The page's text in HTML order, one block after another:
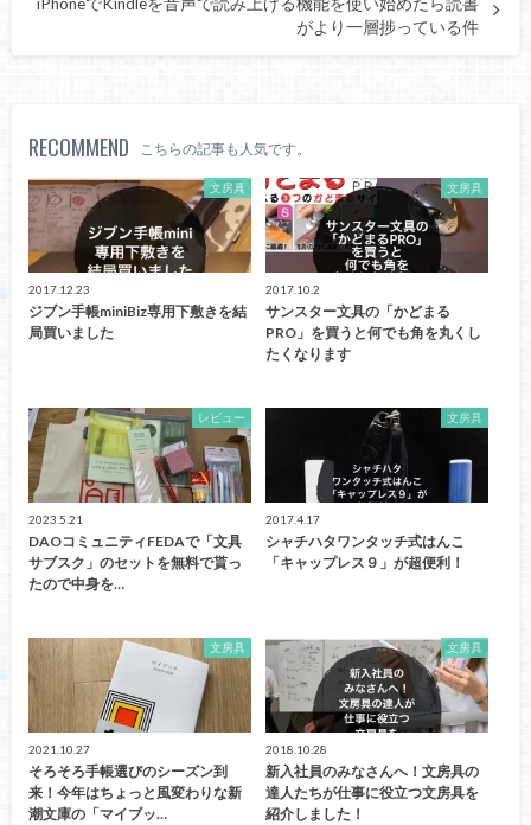
がより一層捗っている件
RECOMMEND こちらの記事も人気です。
文房具
2017.12.23
ジブン手帳miniBiz専用下敷きを結
局買いました
文房具
2017.10.2
サンスター文具の「かどまる
PRO」を買うと何でも角を丸くし
たくなります
レビュー
2023.5.21
DAOコミュニティFEDAで「文具
サブスク」のセットを無料で貰っ
たので中身を…
文房具
2017.4.17
シャチハタワンタッチ式はんこ
「キャップレス９」が超便利！
文房具
2021.10.27
そろそろ手帳選びのシーズン到
来！今年はちょっと風変わりな新
潮文庫の「マイブッ…
文房具
2018.10.28
新入社員のみなさんへ！文房具の
達人たちが仕事に役立つ文房具を
紹介しました！